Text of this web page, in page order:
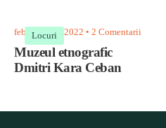
Locuri
februarie 11, 2022 • 2 Comentarii
Muzeul etnografic
Dmitri Kara Ceban